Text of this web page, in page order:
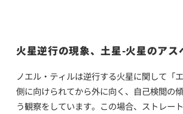
火星逆行の現象、土星-火星のアス
ノエル・ティルは逆行する火星に関して「
側に向けられてから外に向く、自己検閲の
う観察をしています。この場合、ストレー